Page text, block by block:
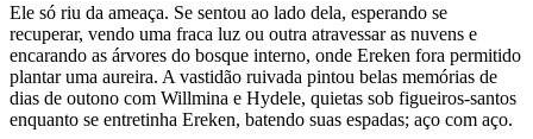
Ele só riu da ameaça. Se sentou ao lado dela, esperando se
recuperar, vendo uma fraca luz ou outra atravessar as nuvens e
encarando as árvores do bosque interno, onde Ereken fora permitido
plantar uma aureira. A vastidão ruivada pintou belas memórias de
dias de outono com Willmina e Hydele, quietas sob figueiros-santos
enquanto se entretinha Ereken, batendo suas espadas; aço com aço.